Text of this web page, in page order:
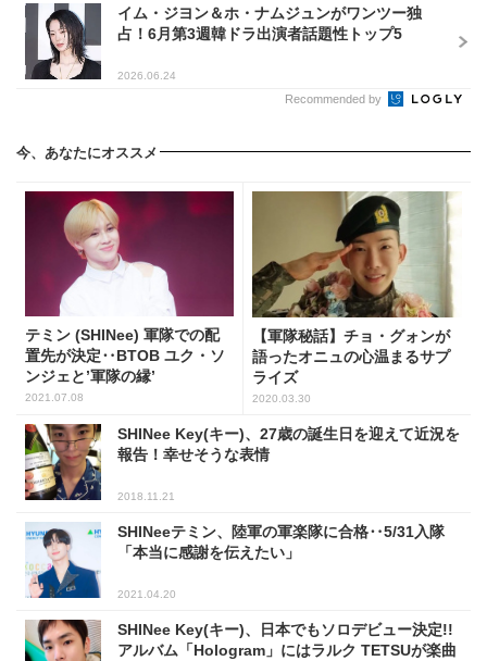
イム・ジヨン＆ホ・ナムジュンがワンツー独
占！6月第3週韓ドラ出演者話題性トップ5
2026.06.24
Recommended by
今、あなたにオススメ
テミン (SHINee) 軍隊での配
置先が決定‥BTOB ユク・ソ
ンジェと’軍隊の縁’
2021.07.08
【軍隊秘話】チョ・グォンが
語ったオニュの心温まるサプ
ライズ
2020.03.30
SHINee Key(キー)、27歳の誕生日を迎えて近況を
報告！幸せそうな表情
2018.11.21
SHINeeテミン、陸軍の軍楽隊に合格‥5/31入隊
「本当に感謝を伝えたい」
2021.04.20
SHINee Key(キー)、日本でもソロデビュー決定!!
アルバム「Hologram」にはラルク TETSUが楽曲